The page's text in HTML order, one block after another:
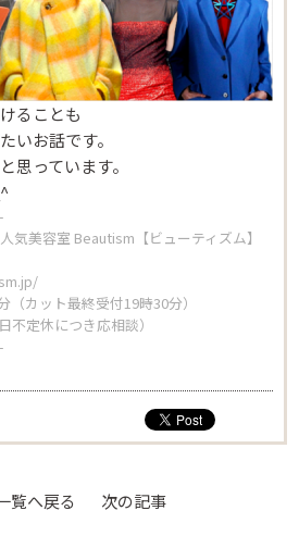
ることも
いお話です。
思っています。
気美容室 Beautism【ビューティズム】
カット最終受付19時30分）
不定休につき応相談）
覧へ戻る 次の記事